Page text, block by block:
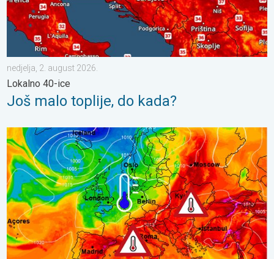
nedjelja, 2. august 2026.
Lokalno 40-ice
Još malo toplije, do kada?
Još toplije do petka, 40-ice se šire. Ljetne vrućine. . . utorak,